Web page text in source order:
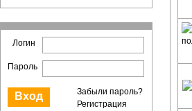
Логин
Пароль
Забыли пароль?
Регистрация